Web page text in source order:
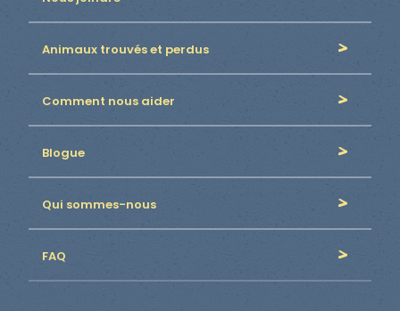
Animaux trouvés et perdus
Comment nous aider
Blogue
Qui sommes-nous
FAQ